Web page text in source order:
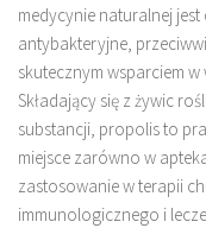
medycynie naturalnej
antybakteryjne,
skutecznym wsparciem
Składający się z żywic
substancji, propolis to
miejsce zarówno w
zastosowanie w terapii
immunologicznego i